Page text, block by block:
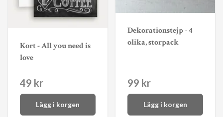
Kort - All you need is
love
49 kr
Lägg i korgen
Dekorationstejp - 4
olika, storpack
99 kr
Lägg i korgen